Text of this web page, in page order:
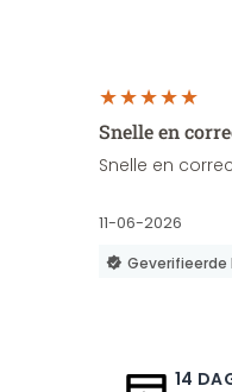
Snelle en
Snelle en
11-06-2026
Geverifieerde
14